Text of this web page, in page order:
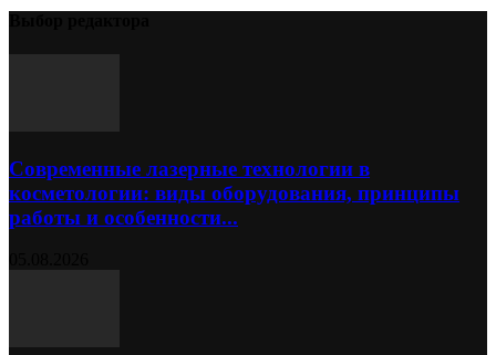
Современные лазерные технологии в
косметологии: виды оборудования, принципы
работы и особенности...